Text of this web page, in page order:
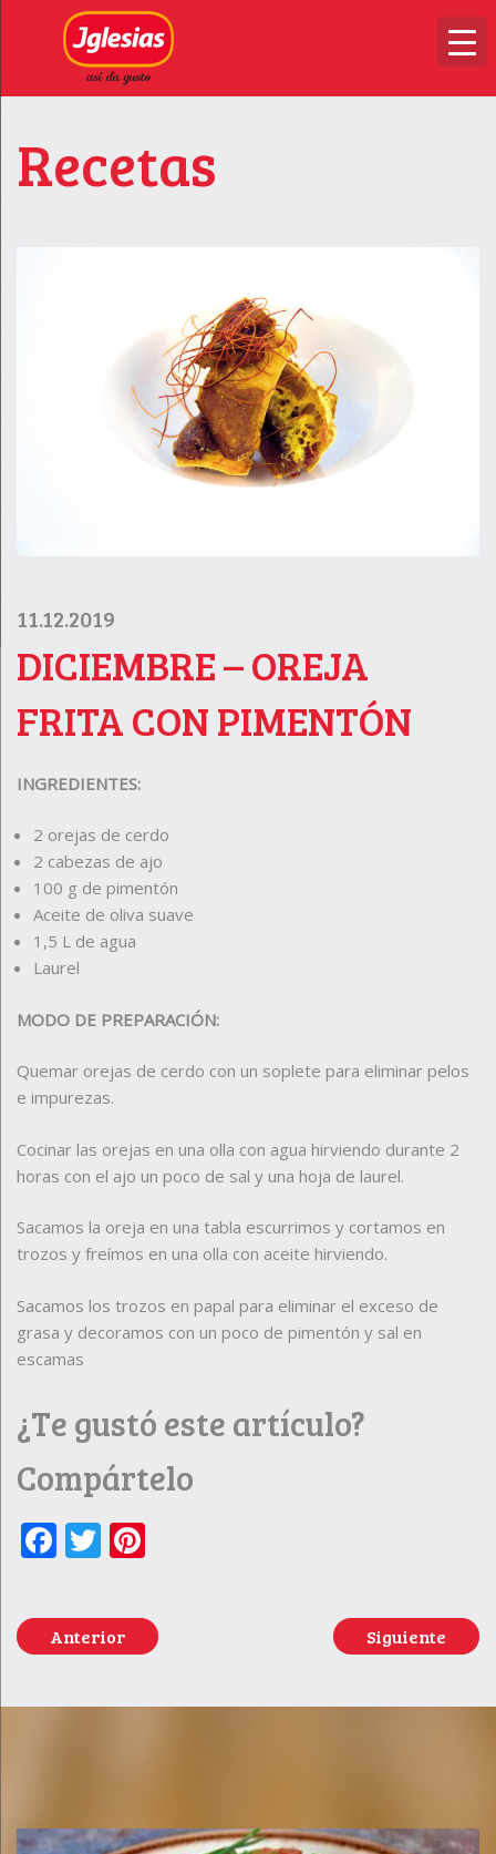
Recetas
11.12.2019
DICIEMBRE – OREJA
FRITA CON PIMENTÓN
INGREDIENTES:
2 orejas de cerdo
2 cabezas de ajo
100 g de pimentón
Aceite de oliva suave
1,5 L de agua
Laurel
MODO DE PREPARACIÓN:
Quemar orejas de cerdo con un soplete para eliminar pelos
e impurezas.
Cocinar las orejas en una olla con agua hirviendo durante 2
horas con el ajo un poco de sal y una hoja de laurel.
Sacamos la oreja en una tabla escurrimos y cortamos en
trozos y freímos en una olla con aceite hirviendo.
Sacamos los trozos en papal para eliminar el exceso de
grasa y decoramos con un poco de pimentón y sal en
escamas
¿Te gustó este artículo?
Compártelo
Facebook
Twitter
Anterior Siguiente